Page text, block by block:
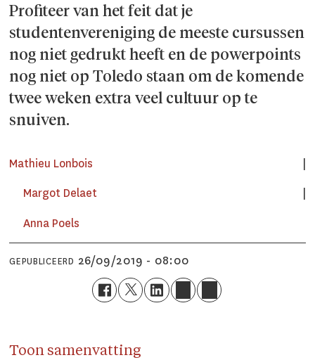
Profiteer van het feit dat je
studentenvereniging de meeste cursussen
nog niet gedrukt heeft en de powerpoints
nog niet op Toledo staan om de komende
twee weken extra veel cultuur op te
snuiven.
Mathieu Lonbois
Margot Delaet
Anna Poels
GEPUBLICEERD 26/09/2019 - 08:00
Toon samenvatting